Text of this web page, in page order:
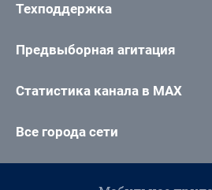
Техподдержка
Предвыборная агитация
Статистика канала в MAX
Все города сети